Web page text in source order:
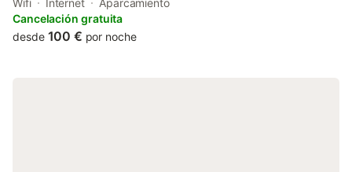
Masella. There is a private entrance at the country house for the
convenience of those who stay.
Wifi Internet
Aparcamiento
Cancelación gratuita
desde 100 € por noche